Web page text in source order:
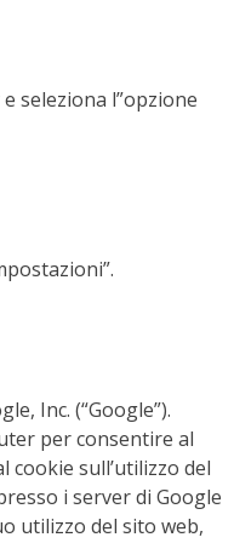
seleziona l”opzione
Inc. (“Google”).
per consentire al
sull’utilizzo del
i server di Google
utilizzo del sito web,